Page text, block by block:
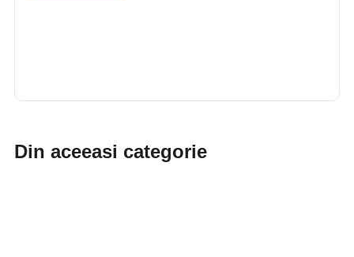
Din aceeasi categorie